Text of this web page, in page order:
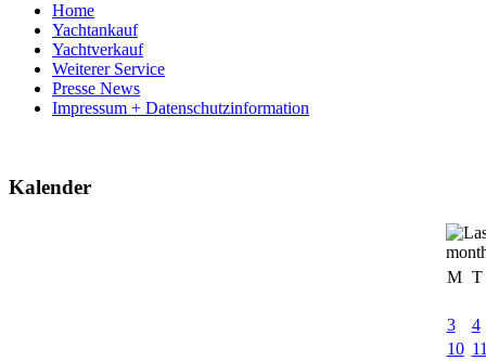
Home
Yachtankauf
Yachtverkauf
Weiterer Service
Presse News
Impressum + Datenschutzinformation
Kalender
M T
3
4
10